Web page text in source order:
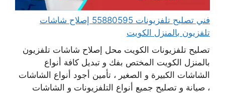
فني تصليح تلفزيونات 55880595 إصلاح شاشات
تلفزيون بالمنزل الكويت
تصليح تلفزيونات الكويت محل إصلاح شاشات تلفزيون
بالمنزل الكويت المختص بفك و تبديل كافة أنواع
الشاشات الكبيرة و الصغير ، تأمين أجود أنواع الشاشات
، صيانة و تصليح جميع أنواع التلفزيونات و الشاشات